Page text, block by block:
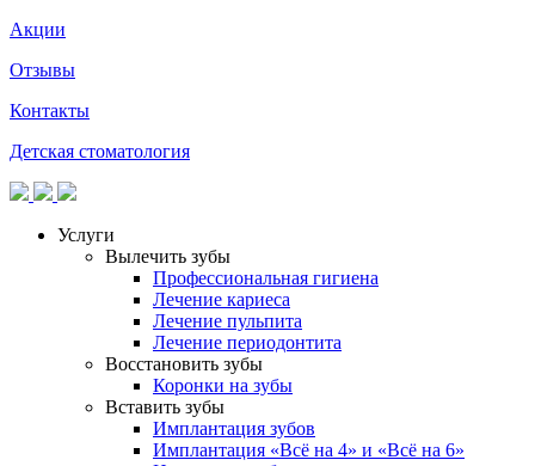
Акции
Отзывы
Контакты
Детская стоматология
Услуги
Вылечить зубы
Профессиональная гигиена
Лечение кариеса
Лечение пульпита
Лечение периодонтита
Восстановить зубы
Коронки на зубы
Вставить зубы
Имплантация зубов
Имплантация «‎Всё на 4» и «‎Всё на 6»